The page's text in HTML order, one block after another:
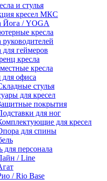
и стулья
кресел МКС
Йога / YOGA
кресла
руководителей
для геймеров
кресла
кресла
для офиса
стулья
для кресел
покрытия
для ног
для кресел
для спины
для персонала
/ Line
/ Rio Base